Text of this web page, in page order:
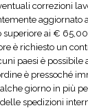
correzioni
superiore ai €
è richiesto un
paesi è
è pressoché
giorno in più
spedizioni